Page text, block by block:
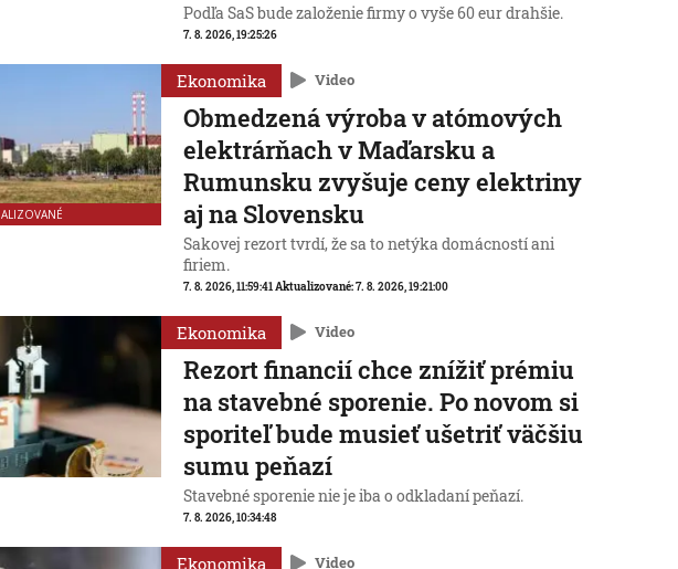
Podľa SaS bude založenie firmy o vyše 60 eur drahšie.
7. 8. 2026, 19:25:26
Ekonomika Video
Obmedzená výroba v atómových
elektrárňach v Maďarsku a
Rumunsku zvyšuje ceny elektriny
aj na Slovensku
Sakovej rezort tvrdí, že sa to netýka domácností ani
firiem.
7. 8. 2026, 11:59:41Aktualizované:7. 8. 2026, 19:21:00
Ekonomika Video
Rezort financií chce znížiť prémiu
na stavebné sporenie. Po novom si
sporiteľ bude musieť ušetriť väčšiu
sumu peňazí
Stavebné sporenie nie je iba o odkladaní peňazí.
7. 8. 2026, 10:34:48
Ekonomika Video